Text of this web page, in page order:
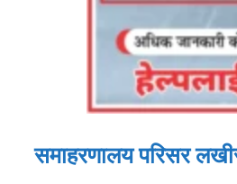
समाहरणालय परिसर